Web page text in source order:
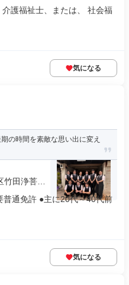
護福祉士、または、 社会福
気になる
の時間を素敵な思い出に変え
田浄菩提
通免許 ●主に20代～40代前
気になる